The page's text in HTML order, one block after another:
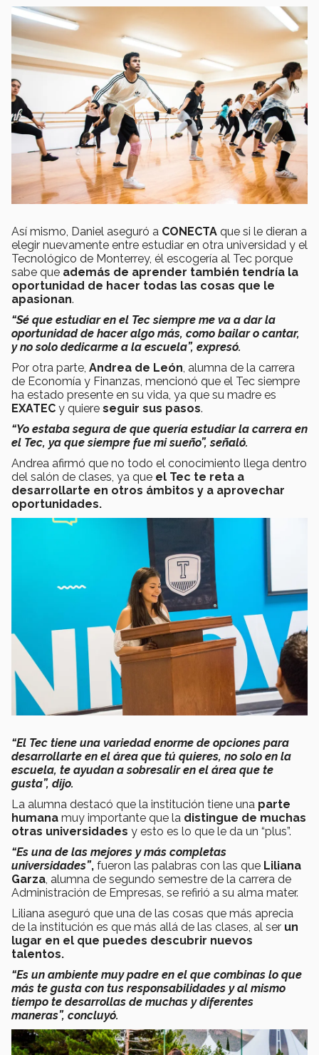
Así mismo, Daniel aseguró a CONECTA que si le dieran a
elegir nuevamente entre estudiar en otra universidad y el
Tecnológico de Monterrey, él escogería al Tec porque
sabe que además de aprender también tendría la
oportunidad de hacer todas las cosas que le
apasionan.
“Sé que estudiar en el Tec siempre me va a dar la
oportunidad de hacer algo más, como bailar o cantar,
y no solo dedicarme a la escuela”, expresó.
Por otra parte, Andrea de León, alumna de la carrera
de Economía y Finanzas, mencionó que el Tec siempre
ha estado presente en su vida, ya que su madre es
EXATEC y quiere seguir sus pasos.
“Yo estaba segura de que quería estudiar la carrera en
el Tec, ya que siempre fue mi sueño”, señaló.
Andrea afirmó que no todo el conocimiento llega dentro
del salón de clases, ya que el Tec te reta a
desarrollarte en otros ámbitos y a aprovechar
oportunidades.
“El Tec tiene una variedad enorme de opciones para
desarrollarte en el área que tú quieres, no solo en la
escuela, te ayudan a sobresalir en el área que te
gusta”, dijo.
La alumna destacó que la institución tiene una parte
humana muy importante que la distingue de muchas
otras universidades y esto es lo que le da un “plus”.
“Es una de las mejores y más completas
universidades”, fueron las palabras con las que Liliana
Garza, alumna de segundo semestre de la carrera de
Administración de Empresas, se refirió a su alma mater.
Liliana aseguró que una de las cosas que más aprecia
de la institución es que más allá de las clases, al ser un
lugar en el que puedes descubrir nuevos
talentos.
“Es un ambiente muy padre en el que combinas lo que
más te gusta con tus responsabilidades y al mismo
tiempo te desarrollas de muchas y diferentes
maneras”, concluyó.